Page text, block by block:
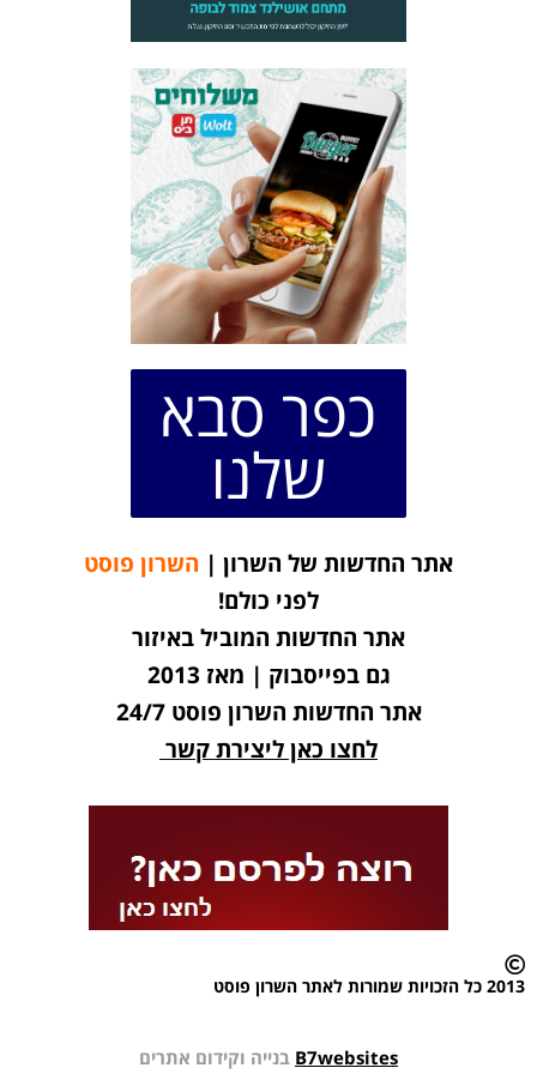
כפר סבא
שלנו
אתר החדשות של השרון | השרון פוסט
לפני כולם!
אתר החדשות המוביל באיזור
גם בפייסבוק | מאז 2013
אתר החדשות השרון פוסט 24/7
לחצו כאן ליצירת קשר
2013 כל הזכויות שמורות לאתר השרון פוסט
B7websites